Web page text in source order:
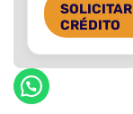
SOLICITAR
CRÉDITO